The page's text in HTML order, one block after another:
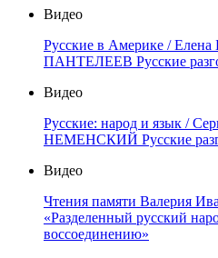
Видео
Русские в Америке /
ПАНТЕЛЕЕВ Русские
Видео
Русские: народ и язык /
НЕМЕНСКИЙ Русские
Видео
Чтения памяти Валерия
«Разделенный русский
воссоединению»